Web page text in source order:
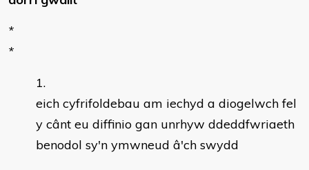
*
*
eich cyfrifoldebau am iechyd a diogelwch fel
y cânt eu diffinio gan unrhyw ddeddfwriaeth
benodol sy'n ymwneud â'ch swydd